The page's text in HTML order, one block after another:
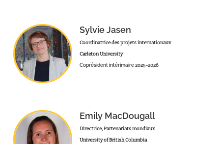
Sylvie Jasen
Coordinatrice des projets internationaux
Carleton University
Coprésident intérimaire 2025-2026
Emily MacDougall
Directrice, Partenariats mondiaux
University of British Columbia